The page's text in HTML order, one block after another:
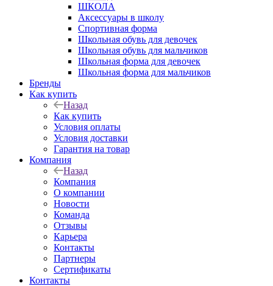
ШКОЛА
Аксессуары в школу
Спортивная форма
Школьная обувь для девочек
Школьная обувь для мальчиков
Школьная форма для девочек
Школьная форма для мальчиков
Бренды
Как купить
Назад
Как купить
Условия оплаты
Условия доставки
Гарантия на товар
Компания
Назад
Компания
О компании
Новости
Команда
Отзывы
Карьера
Контакты
Партнеры
Сертификаты
Контакты